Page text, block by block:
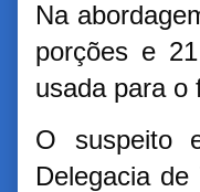
Na
porções e
usada para o
O suspeito
Delegacia